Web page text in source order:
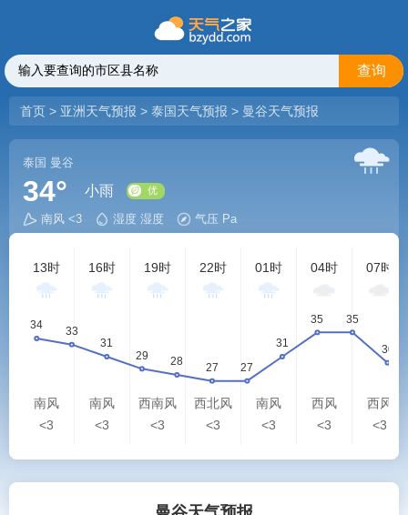
查询
首页 > 亚洲天气预报 > 泰国天气预报 > 曼谷天气预报
泰国 曼谷
34° 小雨
南风 <3 湿度 湿度 气压 Pa
13时
南风
<3
16时
南风
<3
19时
西南风
<3
22时
西北风
<3
01时
南风
<3
04时
西风
<3
07时
西风
<3